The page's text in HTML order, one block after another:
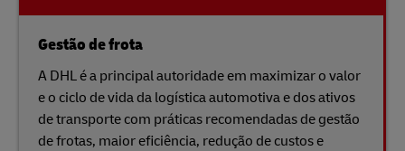
Gestão de frota
A DHL é a principal autoridade em maximizar o valor
e o ciclo de vida da logística automotiva e dos ativos
de transporte com práticas recomendadas de gestão
de frotas, maior eficiência, redução de custos e